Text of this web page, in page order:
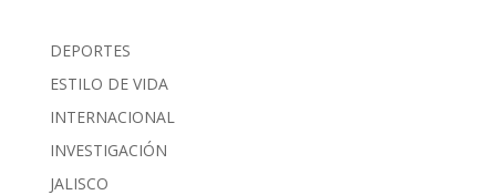
DEPORTES
ESTILO DE VIDA
INTERNACIONAL
INVESTIGACIÓN
JALISCO